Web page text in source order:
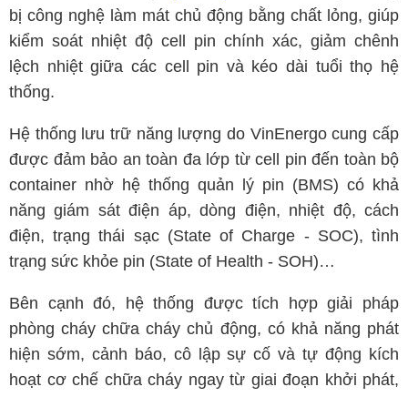
bị công nghệ làm mát chủ động bằng chất lỏng, giúp
kiểm soát nhiệt độ cell pin chính xác, giảm chênh
lệch nhiệt giữa các cell pin và kéo dài tuổi thọ hệ
thống.
Hệ thống lưu trữ năng lượng do VinEnergo cung cấp
được đảm bảo an toàn đa lớp từ cell pin đến toàn bộ
container nhờ hệ thống quản lý pin (BMS) có khả
năng giám sát điện áp, dòng điện, nhiệt độ, cách
điện, trạng thái sạc (State of Charge - SOC), tình
trạng sức khỏe pin (State of Health - SOH)…
Bên cạnh đó, hệ thống được tích hợp giải pháp
phòng cháy chữa cháy chủ động, có khả năng phát
hiện sớm, cảnh báo, cô lập sự cố và tự động kích
hoạt cơ chế chữa cháy ngay từ giai đoạn khởi phát,